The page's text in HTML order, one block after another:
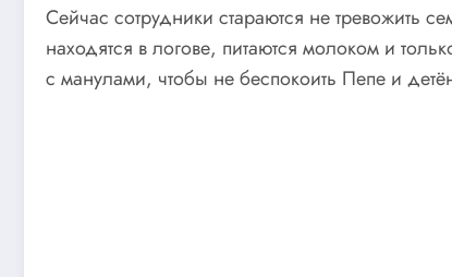
Сейчас сотрудники стараются не тревожить
находятся в логове, питаются молоком и
с манулами, чтобы не беспокоить Пепе и